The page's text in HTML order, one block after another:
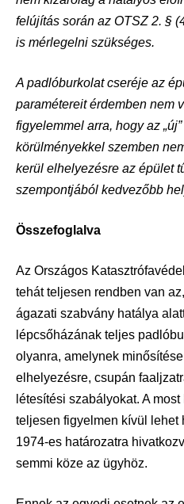
felújítás során az OTSZ 2. §
is mérlegelni szükséges.
A padlóburkolat cseréje az
paramétereit érdemben nem
figyelemmel arra, hogy az
körülményekkel szemben
kerül elhelyezésre az épület
szempontjából kedvezőbb
Összefoglalva
Az Országos
tehát teljesen rendben van
ágazati szabvány hatálya
lépcsőházának teljes
olyanra, amelynek
elhelyezésre, csupán
létesítési szabályokat. A
teljesen figyelmen kívül lehet
1974-es határozatra
semmi köze az ügyhöz.